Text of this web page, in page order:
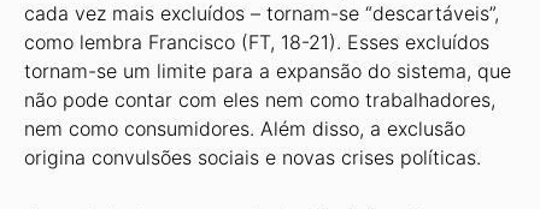
cada vez mais excluídos – tornam-se “descartáveis”,
como lembra Francisco (FT, 18-21). Esses excluídos
tornam-se um limite para a expansão do sistema, que
não pode contar com eles nem como trabalhadores,
nem como consumidores. Além disso, a exclusão
origina convulsões sociais e novas crises políticas.